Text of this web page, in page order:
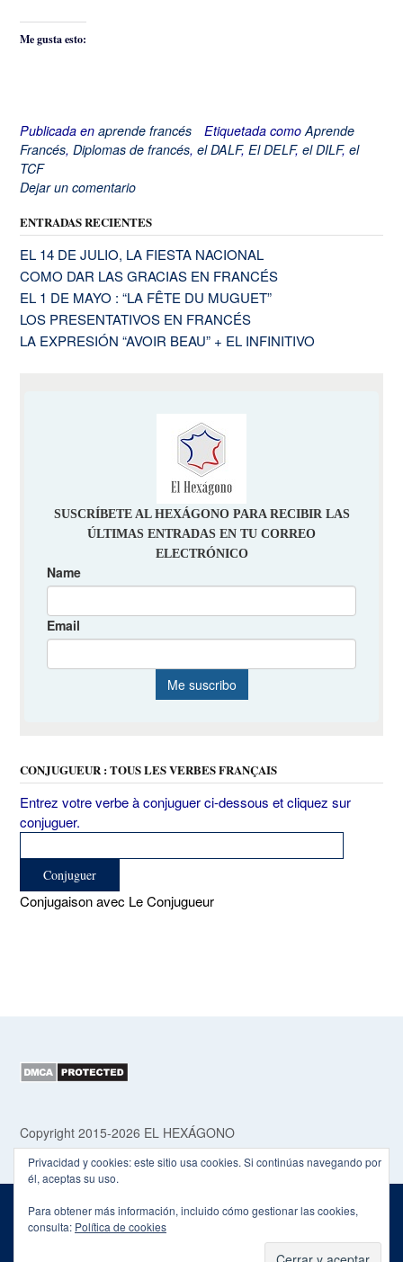
Me gusta esto:
Publicada en aprende francés Etiquetada comoAprende
Francés, Diplomas de francés, el DALF, El DELF, el DILF, el
TCF
Dejar un comentario
ENTRADAS RECIENTES
EL 14 DE JULIO, LA FIESTA NACIONAL
COMO DAR LAS GRACIAS EN FRANCÉS
EL 1 DE MAYO : “LA FÊTE DU MUGUET”
LOS PRESENTATIVOS EN FRANCÉS
LA EXPRESIÓN “AVOIR BEAU” + EL INFINITIVO
CONJUGUEUR : TOUS LES VERBES FRANÇAIS
Entrez votre verbe à conjuguer ci-dessous et cliquez sur
conjuguer.
Conjugaison avec Le Conjugueur
Copyright 2015-2026 EL HEXÁGONO
Theme by
Privacidad y cookies: este sitio usa cookies. Si continúas navegando por
él, aceptas su uso.
Para obtener más información, incluido cómo gestionar las cookies,
consulta: Política de cookies